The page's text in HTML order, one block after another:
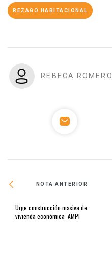
REZAGO HABITACIONAL
REBECA ROMERO
NOTA ANTERIOR
Urge construcción masiva de
vivienda económica: AMPI